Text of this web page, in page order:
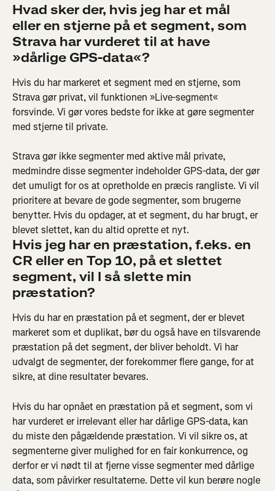
Hvad sker der, hvis jeg har et mål
eller en stjerne på et segment, som
Strava har vurderet til at have
»dårlige GPS-data«?
Hvis du har markeret et segment med en stjerne, som
Strava gør privat, vil funktionen »Live-segment«
forsvinde. Vi gør vores bedste for ikke at gøre segmenter
med stjerne til private.
Strava gør ikke segmenter med aktive mål private,
medmindre disse segmenter indeholder GPS-data, der gør
det umuligt for os at opretholde en præcis rangliste. Vi vil
prioritere at bevare de gode segmenter, som brugerne
benytter. Hvis du opdager, at et segment, du har brugt, er
blevet slettet, kan du altid oprette et nyt.
Hvis jeg har en præstation, f.eks. en
CR eller en Top 10, på et slettet
segment, vil I så slette min
præstation?
Hvis du har en præstation på et segment, der er blevet
markeret som et duplikat, bør du også have en tilsvarende
præstation på det segment, der bliver beholdt. Vi har
udvalgt de segmenter, der forekommer flere gange, for at
sikre, at dine resultater bevares.
Hvis du har opnået en præstation på et segment, som vi
har vurderet er irrelevant eller har dårlige GPS-data, kan
du miste den pågældende præstation. Vi vil sikre os, at
segmenterne giver mulighed for en fair konkurrence, og
derfor er vi nødt til at fjerne visse segmenter med dårlige
data, som påvirker resultaterne. Dette vil kun berøre nogle